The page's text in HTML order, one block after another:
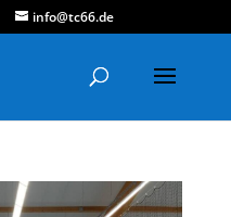
info@tc66.de